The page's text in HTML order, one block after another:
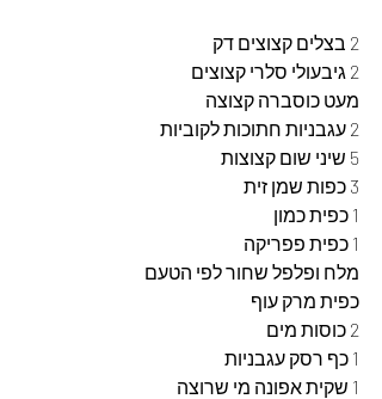
2 בצלים קצוצים דק
2 גיבעולי סלרי קצוצים
מעט כוסברה קצוצה
2 עגבניות חתוכות לקוביות
5 שיני שום קצוצות
3 כפות שמן זית
1 כפית כמון
1 כפית פפריקה
מלח ופלפל שחור לפי הטעם
כפית מרק עוף
2 כוסות מים
1 כף רסק עגבניות
1 שקית אפונה מי שרוצה